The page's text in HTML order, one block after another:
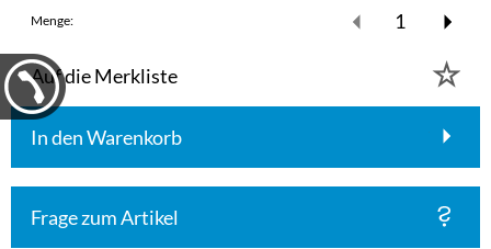
Menge:
Auf die Merkliste
In den Warenkorb
Frage zum Artikel